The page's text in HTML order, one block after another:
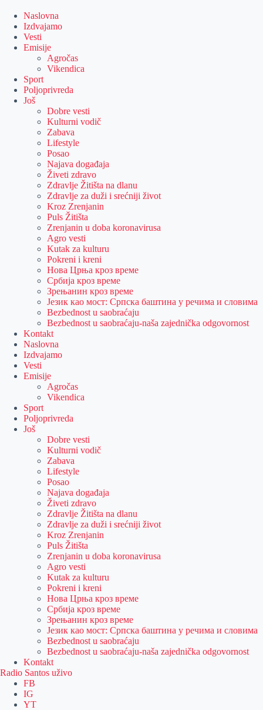
content
Naslovna
Izdvajamo
Vesti
Emisije
Agročas
Vikendica
Sport
Poljoprivreda
Još
Dobre vesti
Kulturni vodič
Zabava
Lifestyle
Posao
Najava događaja
Živeti zdravo
Zdravlje Žitišta na dlanu
Zdravlje za duži i srećniji život
Kroz Zrenjanin
Puls Žitišta
Zrenjanin u doba koronavirusa
Agro vesti
Kutak za kulturu
Pokreni i kreni
Нова Црња кроз време
Србија кроз време
Зрењанин кроз време
Језик као мост: Српска баштина у речима и словима
Bezbednost u saobraćaju
Bezbednost u saobraćaju-naša zajednička odgovornost
Kontakt
Naslovna
Izdvajamo
Vesti
Emisije
Agročas
Vikendica
Sport
Poljoprivreda
Još
Dobre vesti
Kulturni vodič
Zabava
Lifestyle
Posao
Najava događaja
Živeti zdravo
Zdravlje Žitišta na dlanu
Zdravlje za duži i srećniji život
Kroz Zrenjanin
Puls Žitišta
Zrenjanin u doba koronavirusa
Agro vesti
Kutak za kulturu
Pokreni i kreni
Нова Црња кроз време
Србија кроз време
Зрењанин кроз време
Језик као мост: Српска баштина у речима и словима
Bezbednost u saobraćaju
Bezbednost u saobraćaju-naša zajednička odgovornost
Kontakt
Radio Santos uživo
FB
IG
YT